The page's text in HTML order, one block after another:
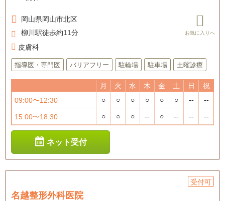
岡山県岡山市北区
柳川駅徒歩約11分
皮膚科
指導医・専門医 バリアフリー 駐輪場 駐車場 土曜診療
月 火 水 木 金 土 日
祝
09:00〜12:30
○ ○ ○ ○ ○ ○ -- --
15:00〜18:30 ○ ○ ○ -- ○ -- -- --
ネット受付
受付可
名越整形外科医院